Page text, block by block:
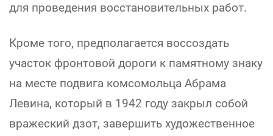
для проведения восстановительных работ.
Кроме того, предполагается воссоздать
участок фронтовой дороги к памятному знаку
на месте подвига комсомольца Абрама
Левина, который в 1942 году закрыл собой
вражеский дзот, завершить художественное